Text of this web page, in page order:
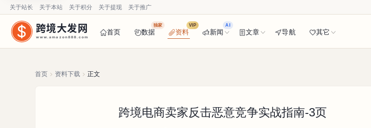
跨境大发网
www.amazon888.com
首页 数据
独家
资料
VIP
新闻
AI
文章 导航 其它
关于站长 关于本站 关于积分 关于提现 关于推广
首页 资料下载 正文
跨境电商卖家反击恶意竞争实战指南-3页